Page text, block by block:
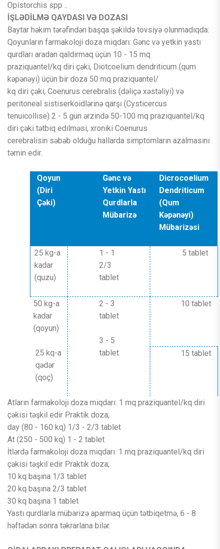
Opistorchis spp ..
İŞLƏDİLMƏ QAYDASI VƏ DOZASI
Baytar həkim tərəfindən başqa şəkildə tövsiyə olunmadıqda:
Qoyunların farmakoloji doza miqdarı: Gənc və yetkin yastı
qurdları aradan qaldırmaq üçün 10 - 15 mq
praziquantel/kq diri çəki, Diotcoelium dendriticum (qum
kəpənəyi) üçün bir doza 50 mq praziquantel/
kq diri çəki, Coenurus cerebralis (dəliçə xəstəliyi) və
peritoneal sistiserkoidlərinə qarşı (Cysticercus
tenuicollise) 2 - 5 gün ərzində 50-100 mq praziquantel/kq
diri çəki tətbiq edilməsi, xroniki Coenurus
cerebralisin səbəb olduğu hallarda simptomların azalmasını
təmin edir.
Qoyun
(Diri
Çəki)
Gənc və
Yetkin Yastı
Qurdlarla
Mübarizə
Dicrocoelium
Dendriticum
(Qum
Kəpənəyi)
Mübarizəsi
25 kg-a
kadar
(quzu)
1 - 1
2/3
tablet
5 tablet
50 kg-a
kadar
(qoyun)
25 kq-a
qədər
(qoç)
2 - 3
tablet
3 - 5
tablet
10 tablet
15 tablet
Atların farmakoloji doza miqdarı: 1 mq praziquantel/kq diri
çəkisi təşkil edir Praktik doza;
day (80 - 160 kq) 1/3 - 2/3 tablet
At (250 - 500 kq) 1 - 2 tablet
İtlərdə farmakoloji doza miqdarı: 1 mq praziquantel/kq diri
çəkisi təşkil edir Praktik doza;
10 kq başına 1/3 tablet
20 kq başına 2/3 tablet
30 kq başına 1 tablet
Yastı qurdlarla mübarizə aparmaq üçün tətbiqetmə, 6 - 8
həftədən sonra təkrarlana bilər.